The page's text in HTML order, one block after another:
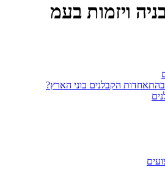
ויזמות בעמ
הקבלנים בוני הארץ?